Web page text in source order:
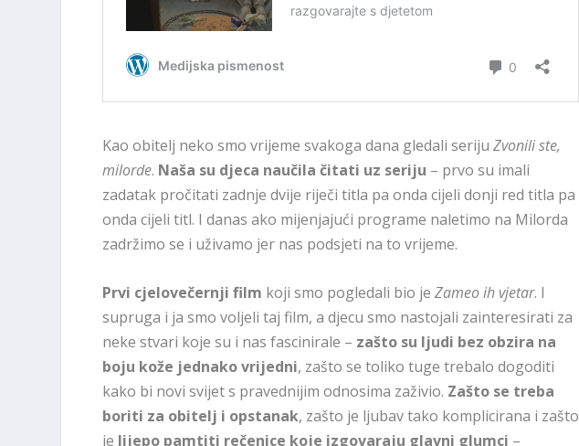
Kao obitelj neko smo vrijeme svakoga dana gledali seriju Zvonili ste,
milorde. Naša su djeca naučila čitati uz seriju – prvo su imali
zadatak pročitati zadnje dvije riječi titla pa onda cijeli donji red titla pa
onda cijeli titl. I danas ako mijenjajući programe naletimo na Milorda
zadržimo se i uživamo jer nas podsjeti na to vrijeme.
Prvi cjelovečernji film koji smo pogledali bio je Zameo ih vjetar. I
supruga i ja smo voljeli taj film, a djecu smo nastojali zainteresirati za
neke stvari koje su i nas fascinirale – zašto su ljudi bez obzira na
boju kože jednako vrijedni, zašto se toliko tuge trebalo dogoditi
kako bi novi svijet s pravednijim odnosima zaživio. Zašto se treba
boriti za obitelj i opstanak, zašto je ljubav tako komplicirana i zašto
je lijepo pamtiti rečenice koje izgovaraju glavni glumci –